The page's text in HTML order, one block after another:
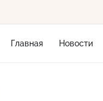
Главная Новости